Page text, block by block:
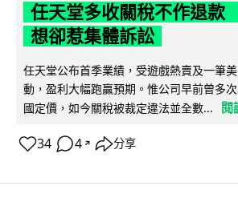
任天堂多收關稅不作退
想卻惹集體訴訟
任天堂公布首季業績，受遊戲熱賣及一筆
動，盈利大幅跑贏預期。惟公司早前曾多
國定價，如今關稅被裁定違法並全數...
閱
34 4 ↗ 分享